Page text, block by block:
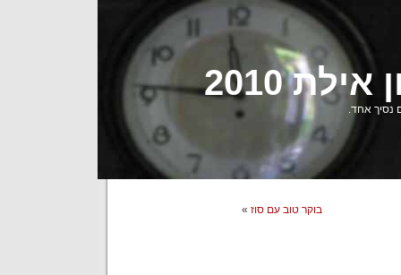
2010
אחד.
בוקר טוב עם סוז »